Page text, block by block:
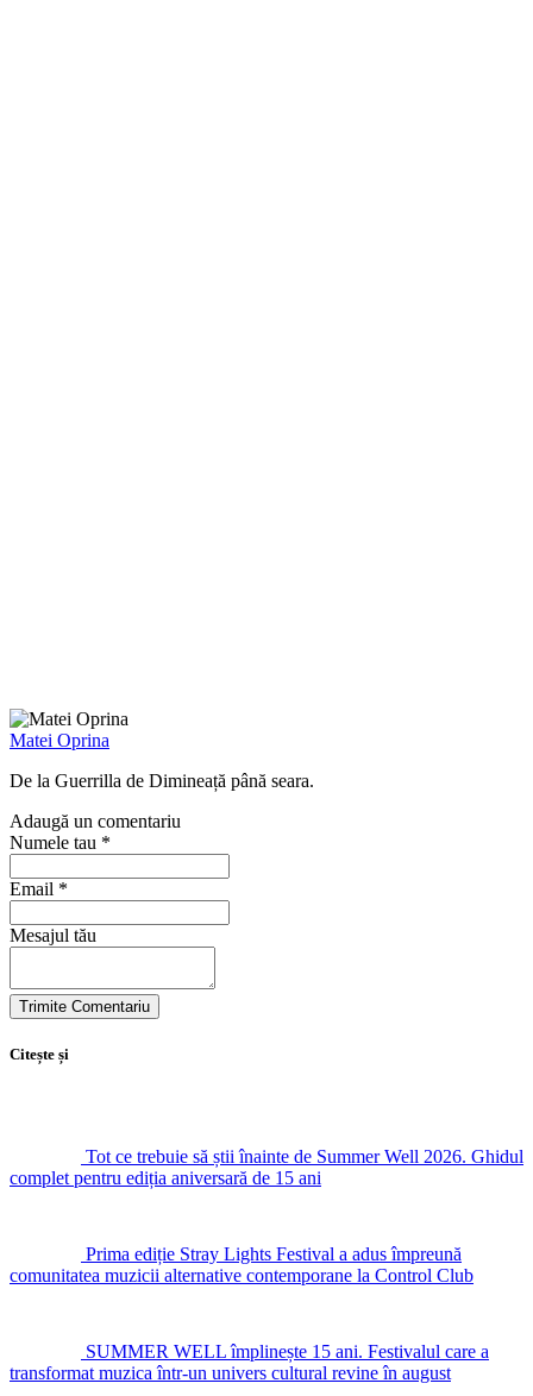
Matei Oprina
De la Guerrilla de Dimineață până seara.
Adaugă un comentariu
Numele tau *
Email *
Mesajul tău
Citește și
Tot ce trebuie să știi înainte de Summer Well 2026. Ghidul
complet pentru ediția aniversară de 15 ani
Prima ediție Stray Lights Festival a adus împreună
comunitatea muzicii alternative contemporane la Control Club
SUMMER WELL împlinește 15 ani. Festivalul care a
transformat muzica într-un univers cultural revine în august